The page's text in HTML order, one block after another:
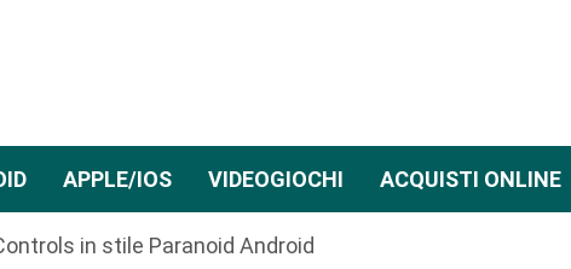
APPLE/IOS VIDEOGIOCHI ACQUISTI ONLINE
in stile Paranoid Android